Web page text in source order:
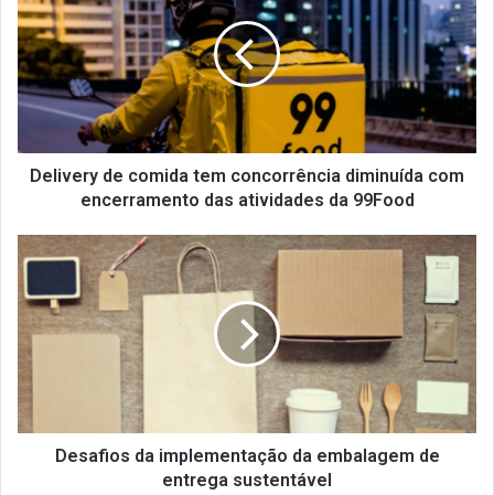
l
i
v
e
r
d
m
i
d
a
m
c
o
Delivery de comida tem concorrência diminuída com
encerramento das atividades da 99Food
D
e
s
o
s
d
Desafios da implementação da embalagem de
entrega sustentável